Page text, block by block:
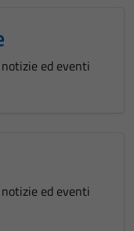
ed eventi
ed eventi